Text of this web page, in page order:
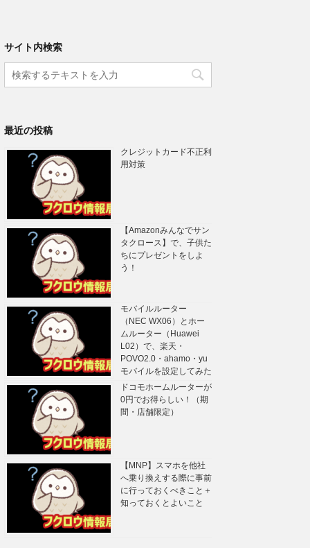
サイト内検索
最近の投稿
クレジットカード不正利
用対策
【Amazonみんなでサン
タクロース】で、子供た
ちにプレゼントをしよ
う！
モバイルルーター
（NEC WX06）とホー
ムルーター（Huawei
L02）で、楽天・
POVO2.0・ahamo・yu
モバイルを設定してみた
ドコモホームルーターが
0円でお得らしい！（期
間・店舗限定）
【MNP】スマホを他社
へ乗り換えする際に事前
に行っておくべきこと＋
知っておくとよいこと